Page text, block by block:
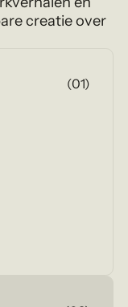
creatie over
(01)